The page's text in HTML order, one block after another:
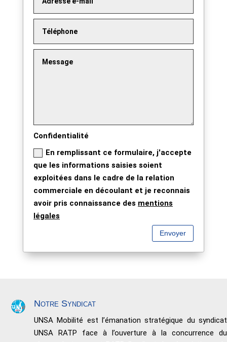
Confidentialité
En remplissant ce formulaire, j'accepte
que les informations saisies soient
exploitées dans le cadre de la relation
commerciale en découlant et je reconnais
avoir pris connaissance des mentions
légales
Envoyer
Notre Syndicat
UNSA Mobilité est l’émanation stratégique du syndicat
UNSA RATP face à l’ouverture à la concurrence du